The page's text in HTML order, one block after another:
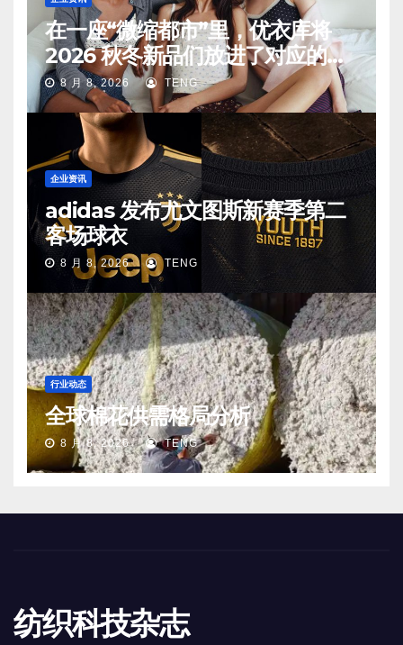
在一座“微缩都市”里，优衣库将
2026 秋冬新品们放进了对应的生
活场景中
8 月 8, 2026 TENG
企业资讯
adidas 发布尤文图斯新赛季第二
客场球衣
8 月 8, 2026 TENG
行业动态
全球棉花供需格局分析
8 月 8, 2026 TENG
纺织科技杂志